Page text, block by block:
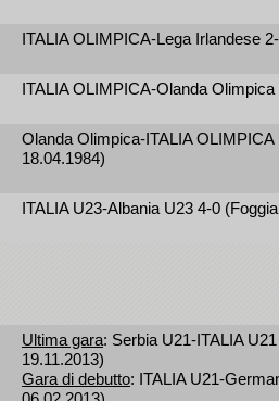
ITALIA OLIMPICA-Lega Irlandese
ITALIA OLIMPICA-Olanda
Olanda Olimpica-ITALIA OLIMPICA
18.04.1984)
ITALIA U23-Albania U23 4-0
Ultima gara: Serbia U21-ITALIA
19.11.2013)
Gara di debutto: ITALIA U21-